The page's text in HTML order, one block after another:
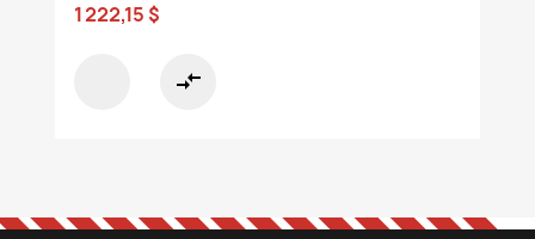
1 222,15 $
compare_arrows